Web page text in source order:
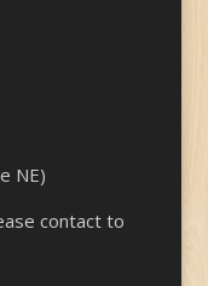
NE)
contact to